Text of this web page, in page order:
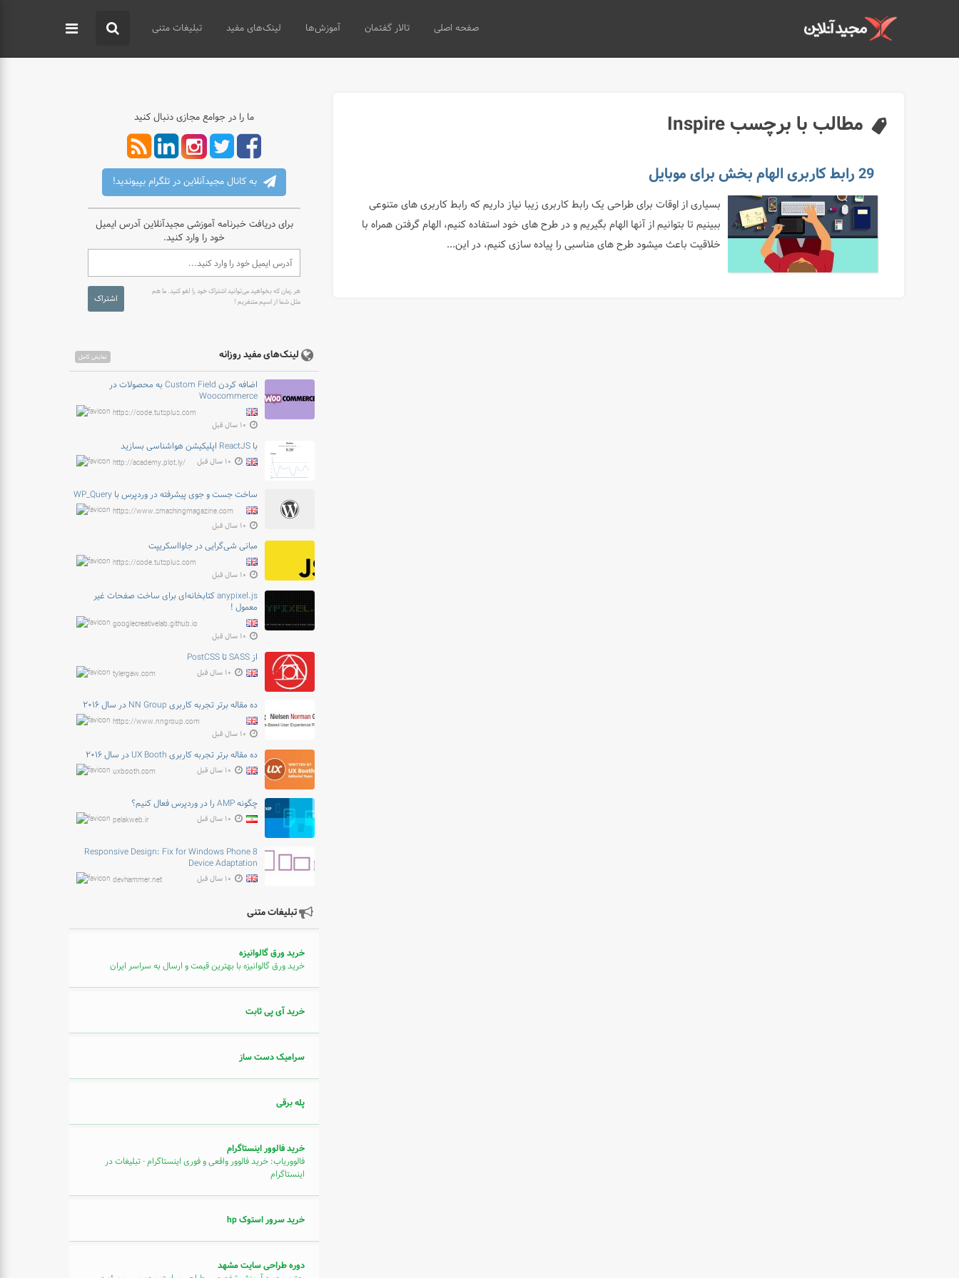
صفحه اصلی تالار گفتمان آموزش‌ها لینک‌های مفید تبلیغات متنی
مطالب با برچسب Inspire
29 رابط کاربری الهام بخش برای موبایل
بسیاری از اوقات برای طراحی یک رابط کاربری زیبا نیاز داریم که رابط کاربری های متنوعی
ببینیم تا بتوانیم از آنها الهام بگیریم و در طرح های خود استفاده کنیم، الهام گرفتن همراه با
خلاقیت باعث میشود طرح های مناسبی را پیاده سازی کنیم، در این...
ما را در جوامع مجازی دنبال کنید
به کانال مجیدآنلاین در تلگرام بپیوندید!
برای دریافت خبرنامه آموزشی مجیدآنلاین آدرس ایمیل
خود را وارد کنید.
هر زمان که بخواهید می‌توانید اشتراک خود را لغو کنید. ما هم
مثل شما از اسپم متنفریم !
اشتراک
لینک‌های مفید روزانه نمایش کامل
اضافه کردن Custom Field به محصولات در
Woocommerce
https://code.tutsplus.com
۱۰ سال قبل
با ReactJS اپلیکیشن هواشناسی بسازید
http://academy.plot.ly/ ۱۰ سال قبل
ساخت جست و جوی پیشرفته در وردپرس با WP_Query
https://www.smashingmagazine.com
۱۰ سال قبل
مبانی شی‌گرایی در جاوااسکریپت
https://code.tutsplus.com
۱۰ سال قبل
anypixel.js کتابخانه‌ای برای ساخت صفحات غیر
معمول !
googlecreativelab.github.io
۱۰ سال قبل
از SASS تا PostCSS
tylergaw.com ۱۰ سال قبل
ده مقاله برتر تجربه کاربری NN Group در سال ۲۰۱۶
https://www.nngroup.com
۱۰ سال قبل
ده مقاله برتر تجربه کاربری UX Booth در سال ۲۰۱۶
uxbooth.com ۱۰ سال قبل
چگونه AMP را در وردپرس فعال کنیم؟
pelakweb.ir ۱۰ سال قبل
Responsive Design: Fix for Windows Phone 8
Device Adaptation
devhammer.net ۱۰ سال قبل
تبلیغات متنی
خرید ورق گالوانیزه
خرید ورق گالوانیزه با بهترین قیمت و ارسال به سراسر ایران
خرید آی پی ثابت
سرامیک دست ساز
پله برقی
خرید فالوور اینستاگرام
فالووریاب: خرید فالوور واقعی و فوری اینستاگرام - تبلیغات در
اینستاگرام
خرید سرور استوک hp
دوره طراحی سایت مشهد